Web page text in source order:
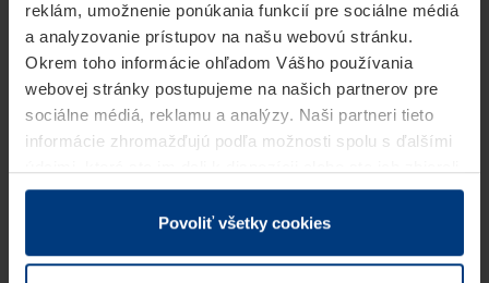
reklám, umožnenie ponúkania funkcií pre sociálne médiá
a analyzovanie prístupov na našu webovú stránku.
Okrem toho informácie ohľadom Vášho používania
webovej stránky postupujeme na našich partnerov pre
sociálne médiá, reklamu a analýzy. Naši partneri tieto
informácie zhromažďujú podľa možnosti spolu s ďalšími
v rámci Vášho využívania služieb.
Z právneho hľadiska môžeme cookies ukladať na Vašom
prevádzku tejto stránky. Pre všetky ostatné typy cookie
Povoliť všetky cookies